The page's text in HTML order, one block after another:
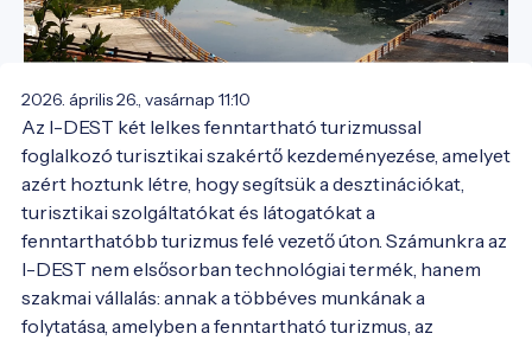
2026. április 26., vasárnap 11:10
Az I-DEST két lelkes fenntartható turizmussal
foglalkozó turisztikai szakértő kezdeményezése, amelyet
azért hoztunk létre, hogy segítsük a desztinációkat,
turisztikai szolgáltatókat és látogatókat a
fenntarthatóbb turizmus felé vezető úton. Számunkra az
I-DEST nem elsősorban technológiai termék, hanem
szakmai vállalás: annak a többéves munkának a
folytatása, amelyben a fenntartható turizmus, az